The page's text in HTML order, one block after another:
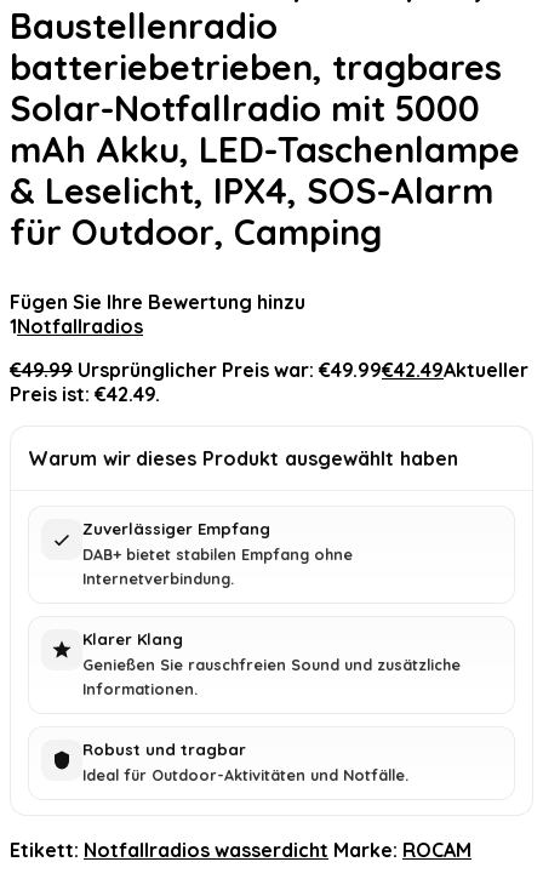
Baustellenradio
batteriebetrieben, tragbares
Solar-Notfallradio mit 5000
mAh Akku, LED-Taschenlampe
& Leselicht, IPX4, SOS-Alarm
für Outdoor, Camping
Fügen Sie Ihre Bewertung hinzu
1Notfallradios
€49.99 Ursprünglicher Preis war: €49.99€42.49Aktueller
Preis ist: €42.49.
Warum wir dieses Produkt ausgewählt haben
Zuverlässiger Empfang
DAB+ bietet stabilen Empfang ohne
Internetverbindung.
Klarer Klang
Genießen Sie rauschfreien Sound und zusätzliche
Informationen.
Robust und tragbar
Ideal für Outdoor-Aktivitäten und Notfälle.
Etikett: Notfallradios wasserdicht Marke: ROCAM